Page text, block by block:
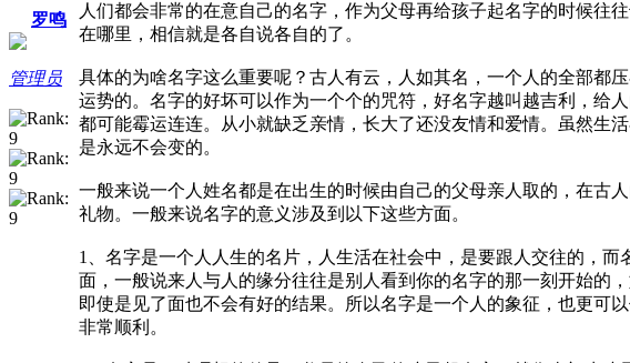
罗鸣
管理员
人们都会非常的在意自己的名字，作为父母再给孩子起名字的时候往
在哪里，相信就是各自说各自的了。
具体的为啥名字这么重要呢？古人有云，人如其名，一个人的全部都
运势的。名字的好坏可以作为一个个的咒符，好名字越叫越吉利，给
都可能霉运连连。从小就缺乏亲情，长大了还没友情和爱情。虽然生
是永远不会变的。
一般来说一个人姓名都是在出生的时候由自己的父母亲人取的，在古
礼物。一般来说名字的意义涉及到以下这些方面。
1、名字是一个人人生的名片，人生活在社会中，是要跟人交往的，
面，一般说来人与人的缘分往往是别人看到你的名字的那一刻开始的
即使是见了面也不会有好的结果。所以名字是一个人的象征，也更可
非常顺利。